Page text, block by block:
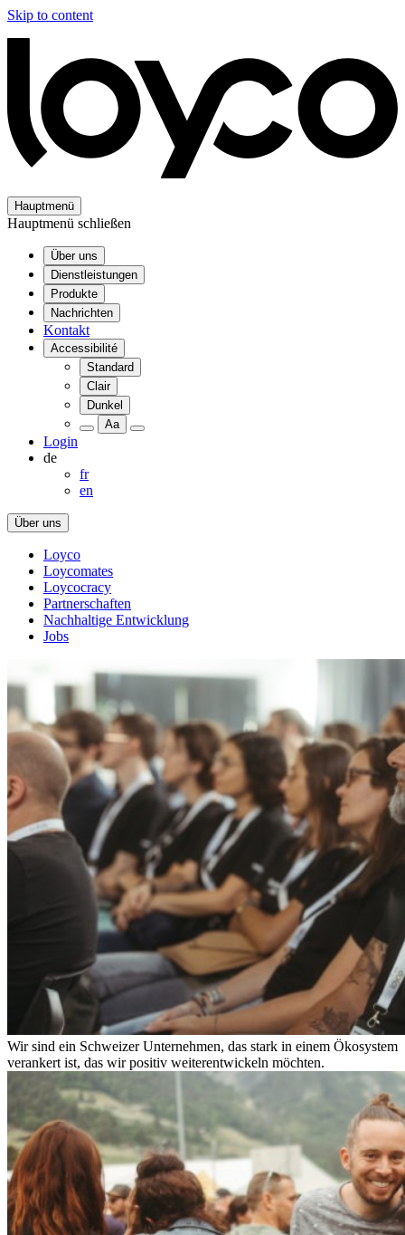
Skip to content
Hauptmenü
Hauptmenü schließen
Über uns
Dienstleistungen
Produkte
Nachrichten
Kontakt
Accessibilité
Standard
Clair
Dunkel
Aa
Login
de
fr
en
Über uns
Loyco
Loycomates
Loycocracy
Partnerschaften
Nachhaltige Entwicklung
Jobs
Wir sind ein Schweizer Unternehmen, das stark in einem Ökosystem
verankert ist, das wir positiv weiterentwickeln möchten.